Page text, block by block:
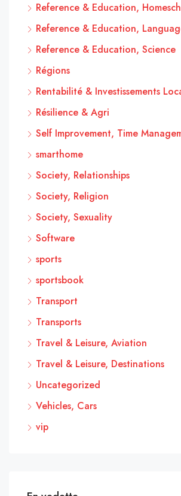
Reference & Education,
Reference & Education,
Reference & Education, Science
Régions
Rentabilité & Investissements
Résilience & Agri
Self Improvement, Time
smarthome
Society, Relationships
Society, Religion
Society, Sexuality
Software
sports
sportsbook
Transport
Transports
Travel & Leisure, Aviation
Travel & Leisure, Destinations
Uncategorized
Vehicles, Cars
vip